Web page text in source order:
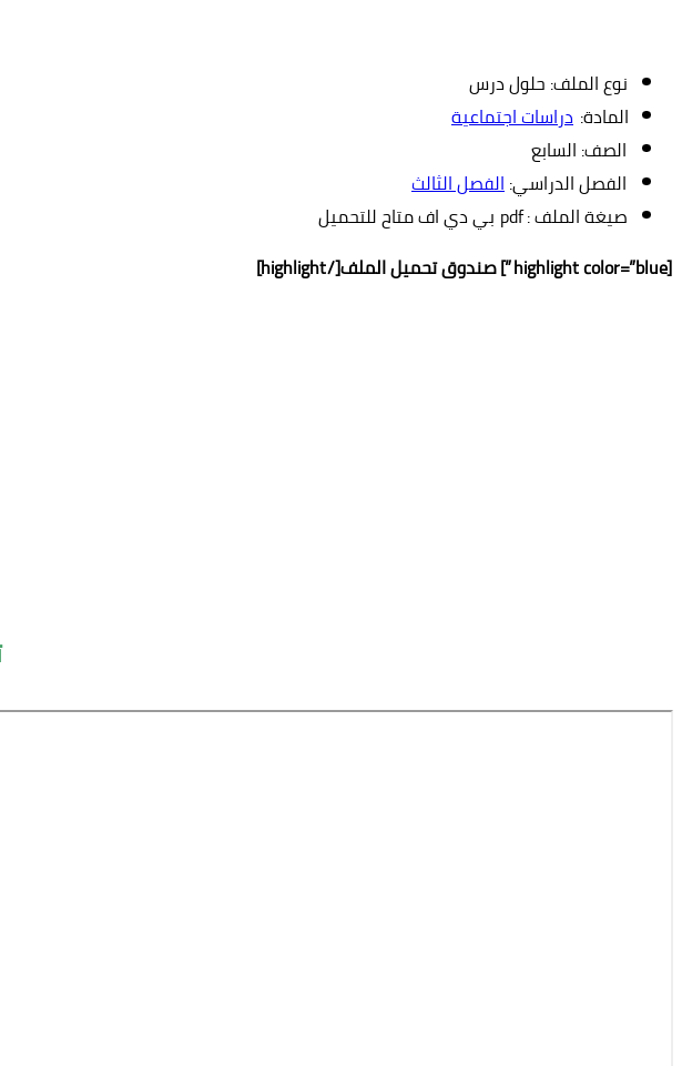
نوع الملف: حلول درس
المادة: دراسات اجتماعية
الصف: السابع
الفصل الدراسي:الفصل الثالث
صيغة الملف : pdf بي دي اف متاح للتحميل
[highlight color=”blue”]
صندوق تحميل الملف[/highlight]